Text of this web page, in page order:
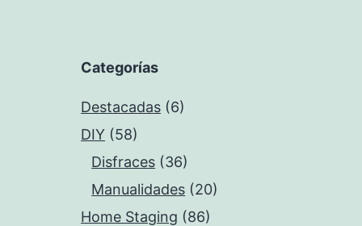
Categorías
Destacadas (6)
DIY (58)
Disfraces (36)
Manualidades (20)
Home Staging (86)